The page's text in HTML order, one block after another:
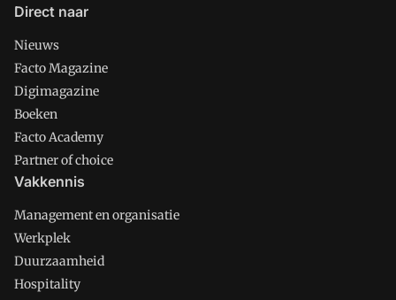
Direct naar
Nieuws
Facto Magazine
Digimagazine
Boeken
Facto Academy
Partner of choice
Vakkennis
Management en organisatie
Werkplek
Duurzaamheid
Hospitality